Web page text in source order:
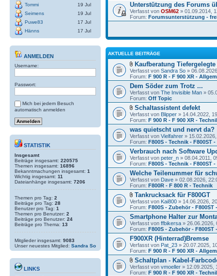
Tommi
19 Jul
Seimens
19 Jul
Puwe83
17 Jul
Hänns
17 Jul
ANMELDEN
Username:
Passwort:
Mich bei jedem Besuch
automatisch anmelden
STATISTIK
Insgesamt
Beiträge insgesamt: 220575
Themen insgesamt: 16896
Bekanntmachungen insgesamt: 1
Wichtig insgesamt: 11
Dateianhänge insgesamt: 7206
Themen pro Tag: 2
Beiträge pro Tag: 28
Benutzer pro Tag: 1
Themen pro Benutzer: 2
Beiträge pro Benutzer: 24
Beiträge pro Thema: 13
Mitglieder insgesamt: 9083
Unser neuestes Mitglied: Sandra So
LINKS
Unterstützung des Forums
Verfasst von OSM62 » 01.09.2014,
Forum: Forumsunterstützung -
AKTUELLE BEITRÄGE
Kaufberatung Tiefergelegte
Verfasst von Sandra So »
Forum: F 900 R - F 900 XR -
Dem Söder zum Trotz ...
Verfasst von The Invisible Man »
Forum: Off Topic
Schaltassistent defekt
Verfasst von Blipper » 14.04.2022,
Forum: F 900 R - F 900 XR -
was quietscht und nervt da?
Verfasst von Vielfahrer »
Forum: F800S - Technik - F800ST -
Verbrauch nach Software
Verfasst von peter_n » 08.04.2011,
Forum: F800S - Technik - F800ST -
Welche Teilenummer für
Verfasst von Dave » 02.08.2026,
Forum: F800R - F 800 R - Technik
Tankrucksack für F800GT
Verfasst von Kai800 » 14.06.2026,
Forum: F800S - Zubehör - F800ST
Smartphone Halter zur
Verfasst von ffbikersa » 26.06.2026,
Forum: F800S - Zubehör - F800ST
F900XR (Hinterrad)Bremse
Verfasst von Pat_23 » 20.07.2025,
Forum: F 900 R - F 900 XR -
Schaltplan - Kabel-
Verfasst von vmoeller » 12.09.2025,
Forum: F 900 R - F 900 XR -